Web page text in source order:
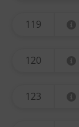
119
120
123